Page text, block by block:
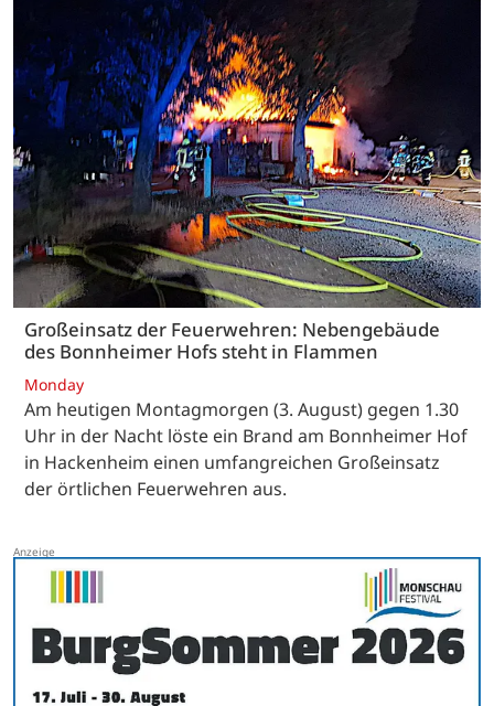
Großeinsatz der Feuerwehren: Nebengebäude
des Bonnheimer Hofs steht in Flammen
Monday
Am heutigen Montagmorgen (3. August) gegen 1.30
Uhr in der Nacht löste ein Brand am Bonnheimer Hof
in Hackenheim einen umfangreichen Großeinsatz
der örtlichen Feuerwehren aus.